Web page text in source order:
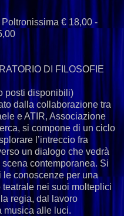
€ 18,00 -
DI FILOSOFIE
posti disponibili)
dalla collaborazione tra
e ATIR, Associazione
si compone di un ciclo
l’intreccio fra
un dialogo che vedrà
contemporanea. Si
le conoscenze per una
nei suoi molteplici
regia, dal lavoro
musica alle luci.